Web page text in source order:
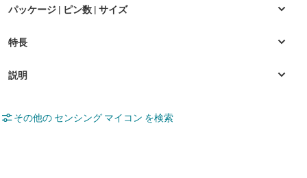
その他の センシング マイコン を検索